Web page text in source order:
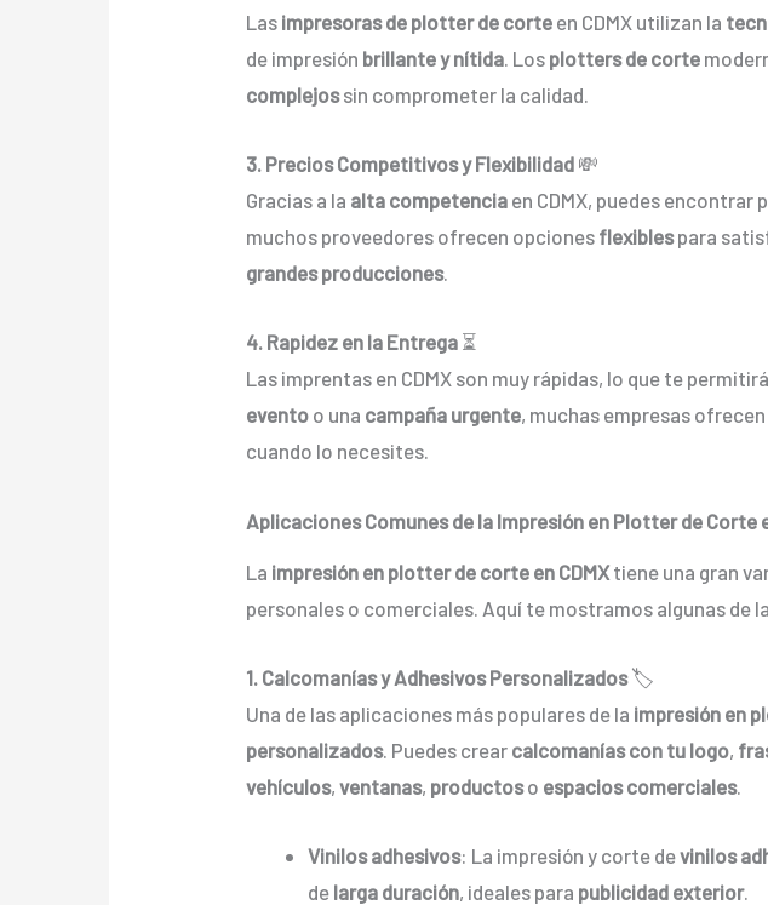
Las impresoras de plotter de corte en CDMX utilizan la
de impresión brillante y nítida. Los plotters de corte
complejossin comprometer la calidad.
3. Precios Competitivos y Flexibilidad 💸
Gracias a la alta competencia en CDMX, puedes encontrar
muchos proveedores ofrecen opciones flexiblespara
grandes producciones.
4. Rapidez en la Entrega ⏳
Las imprentas en CDMX son muy rápidas, lo que te
evento o una campaña urgente, muchas empresas ofrecen
cuando lo necesites.
Aplicaciones Comunes de la Impresión en Plotter de Corte
La impresión en plotter de corte en CDMX tiene una gran
personales o comerciales. Aquí te mostramos algunas de
1. Calcomanías y Adhesivos Personalizados🏷️
Una de las aplicaciones más populares de la impresión en
personalizados. Puedes crear calcomanías con tu logo,
vehículos,ventanas, productoso espacios comerciales.
Vinilos adhesivos: La impresión y corte devinilos
de larga duración, ideales para publicidad exterior.